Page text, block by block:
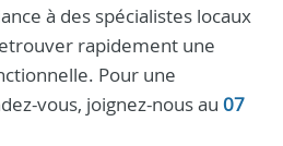
à des spécialistes locaux
rapidement une
Pour une
vous, joignez-nous au 07